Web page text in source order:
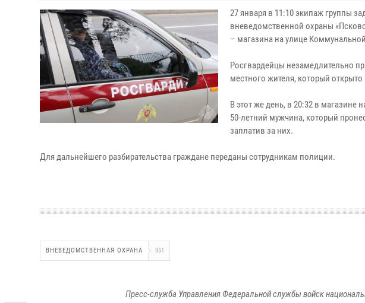
27 января в 11:10 экипаж группы
вневедомственной охраны
– магазина на улице
Росгвардейцы незамедлительно
местного жителя, который
В этот же день, в 20:32 в магазине
50-летний мужчина, который
заплатив за них.
Для дальнейшего разбирательства граждане переданы сотрудникам полиции.
ВНЕВЕДОМСТВЕННАЯ ОХРАНА 951
Пресс-служба Управления Федеральной службы войск